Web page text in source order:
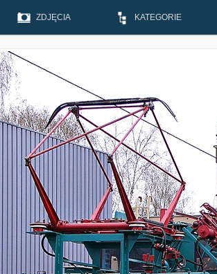
ZDJĘCIA KATEGORIE